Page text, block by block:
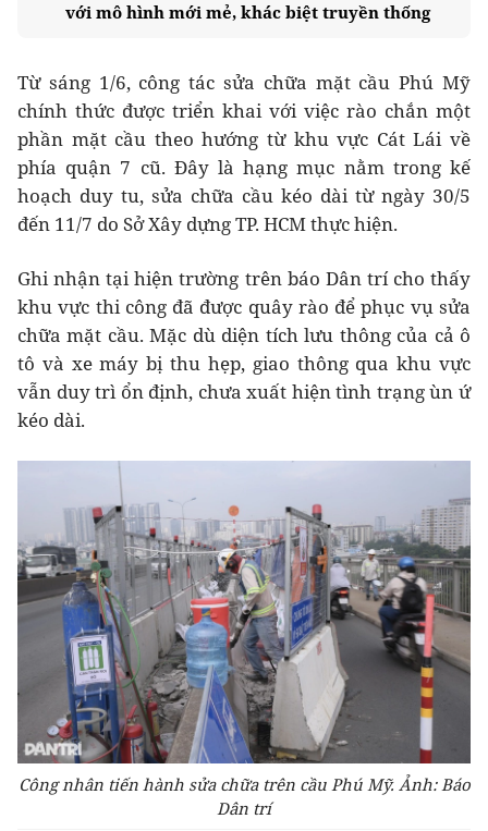
với mô hình mới mẻ, khác biệt truyền thống
Từ sáng 1/6, công tác sửa chữa mặt cầu Phú Mỹ
chính thức được triển khai với việc rào chắn một
phần mặt cầu theo hướng từ khu vực Cát Lái về
phía quận 7 cũ. Đây là hạng mục nằm trong kế
hoạch duy tu, sửa chữa cầu kéo dài từ ngày 30/5
đến 11/7 do Sở Xây dựng TP. HCM thực hiện.
Ghi nhận tại hiện trường trên báo Dân trí cho thấy
khu vực thi công đã được quây rào để phục vụ sửa
chữa mặt cầu. Mặc dù diện tích lưu thông của cả ô
tô và xe máy bị thu hẹp, giao thông qua khu vực
vẫn duy trì ổn định, chưa xuất hiện tình trạng ùn ứ
kéo dài.
Công nhân tiến hành sửa chữa trên cầu Phú Mỹ. Ảnh: Báo
Dân trí